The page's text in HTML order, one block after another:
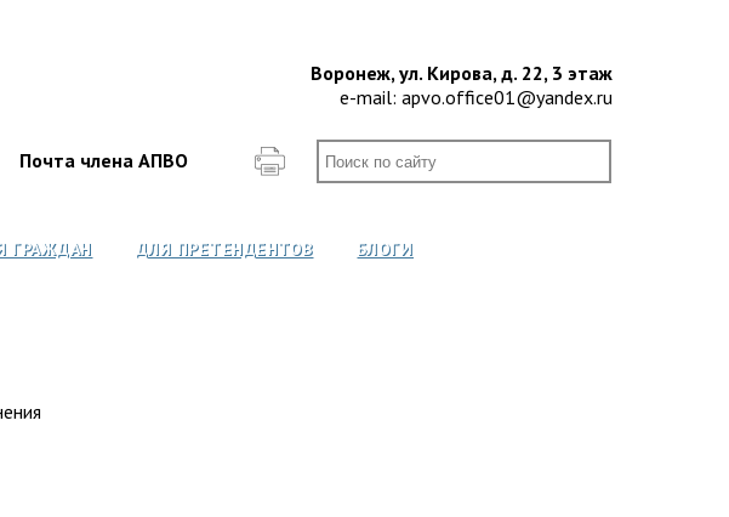
Воронеж, ул. Кирова, д. 22, 3 этаж
e-mail: apvo.office01@yandex.ru
Почта члена АПВО
ГРАЖДАН ДЛЯ ПРЕТЕНДЕНТОВ
БЛОГИ